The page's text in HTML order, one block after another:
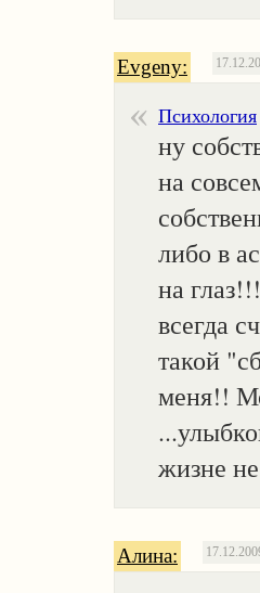
Evgeny:
Психология
ну
на
либо в
на
всегда
такой
меня!!
жизне
Алина: